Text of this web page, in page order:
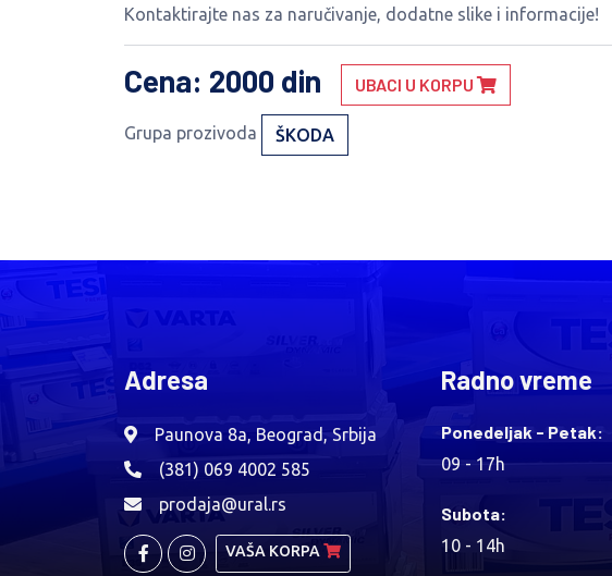
Kontaktirajte nas za naručivanje, dodatne slike i informacije!
Cena: 2000 din UBACI U KORPU
Grupa prozivoda ŠKODA
Adresa
Paunova 8a, Beograd, Srbija
(381) 069 4002 585
prodaja@ural.rs
VAŠA KORPA
Radno vreme
Ponedeljak - Petak:
09 - 17h
Subota:
10 - 14h